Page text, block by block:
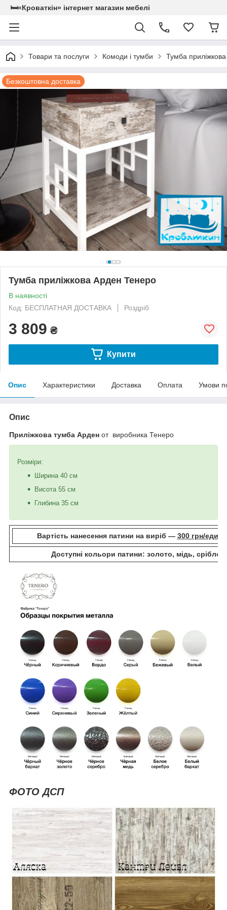
🛏«Кроваткiн» iнтернет магазин мебелi
Товари та послуги Комоди і тумби Тумба
Безкоштовна доставка
Тумба приліжкова Арден Тенеро
В наявності
Код: БЕСПЛАТНАЯ ДОСТАВКА
Роздріб
3 809 ₴
Купити
Опис Характеристики Доставка Оплата Умови
Опис
Приліжкова тумба Арден от виробника Тенеро
Розміри:
Ширина 40 см
Висота 55 см
Глибина 35 см
Вартість нанесення патини на виріб — 300 грн/
Доступні кольори патини: золото, мідь, срібло.
ФОТО ДСП